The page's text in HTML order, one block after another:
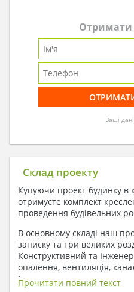
Отримати
Ваші
Склад проекту
Купуючи проект будинку в
отримуєте комплект
проведення будівельних
В основному складі наш
записку та три великих
Конструктивний та
опалення, вентиляція,
( купується за додаткову
Прочитати повний текст